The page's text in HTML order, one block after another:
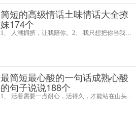
简短的高级情话土味情话大全撩
妹174个
最简短最心酸的一句话成熟心酸
的句子说说188个